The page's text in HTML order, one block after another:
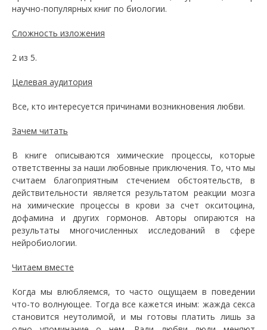
научно-популярных книг по биологии.
Сложность изложения
2 из 5.
Целевая аудитория
Все, кто интересуется причинами возникновения любви.
Зачем читать
В книге описываются химические процессы, которые
ответственны за наши любовные приключения. То, что мы
считаем благоприятным стечением обстоятельств, в
действительности является результатом реакции мозга
на химические процессы в крови за счет окситоцина,
дофамина и других гормонов. Авторы опираются на
результаты многочисленных исследований в сфере
нейробиологии.
Читаем вместе
Когда мы влюбляемся, то часто ощущаем в поведении
что-то волнующее. Тогда все кажется иным: жажда секса
становится неутолимой, и мы готовы платить лишь за